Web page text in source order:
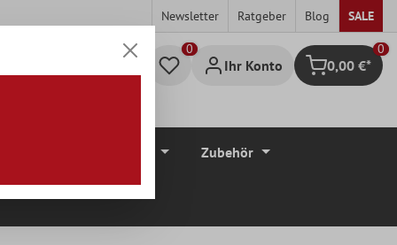
Newsletter Ratgeber Blog SALE
Ihr Konto Warenkorb
0
0,00 €*
Zubehör